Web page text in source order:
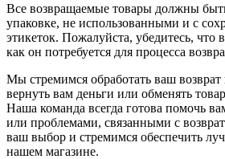
Все возвращаемые товары должны
упаковке, не использованными и с
этикеток. Пожалуйста, убедитесь, что
как он потребуется для процесса
Мы стремимся обработать ваш
вернуть вам деньги или обменять
Наша команда всегда готова помочь
или проблемами, связанными с
ваш выбор и стремимся обеспечить
нашем магазине.